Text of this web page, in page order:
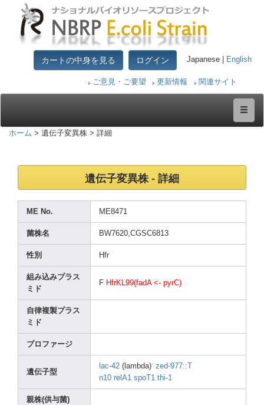
カートの中身を見る ログイン Japanese | English
ご意見・ご要望 更新情報 関連サイト
ホーム > 遺伝子変異株 > 詳細
遺伝子変異株 - 詳細
ME No. ME8471
菌株名 BW7620,CGSC6813
性別 Hfr
組み込みプラス
ミド
F HfrKL99(fadA <- pyrC)
自律複製プラス
ミド
プロファージ
遺伝子型
lac-42 (lambda)- zed-977::T
n10 relA1 spoT1 thi-1
親株(供与菌)